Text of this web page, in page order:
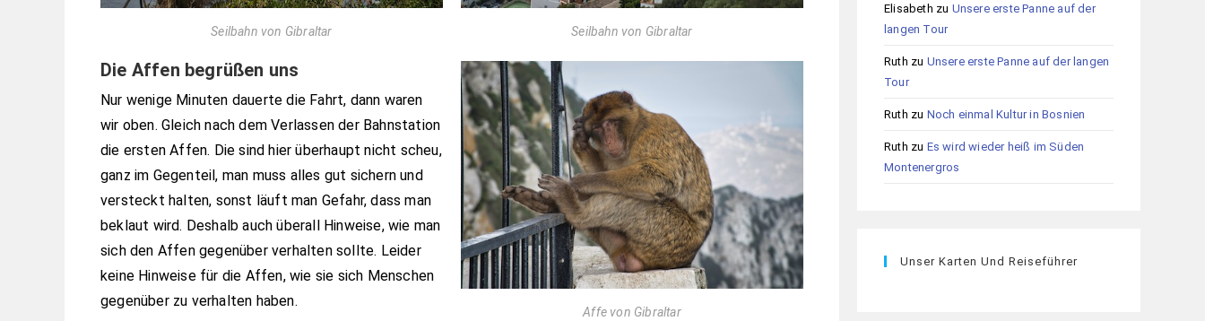
Seilbahn von Gibraltar Seilbahn von Gibraltar
Die Affen begrüßen uns
Nur wenige Minuten dauerte die Fahrt, dann waren
wir oben. Gleich nach dem Verlassen der Bahnstation
die ersten Affen. Die sind hier überhaupt nicht scheu,
ganz im Gegenteil, man muss alles gut sichern und
versteckt halten, sonst läuft man Gefahr, dass man
beklaut wird. Deshalb auch überall Hinweise, wie man
sich den Affen gegenüber verhalten sollte. Leider
keine Hinweise für die Affen, wie sie sich Menschen
gegenüber zu verhalten haben.
Affe von Gibraltar
Elisabeth zu Unsere erste Panne auf der
langen Tour
Ruth zu Unsere erste Panne auf der langen
Tour
Ruth zu Noch einmal Kultur in Bosnien
Ruth zu Es wird wieder heiß im Süden
Montenergros
Unser Karten Und Reiseführer